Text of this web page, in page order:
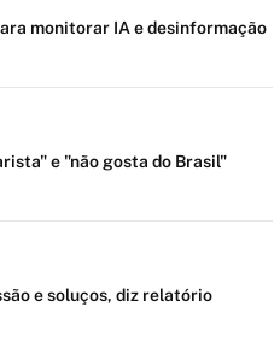
monitorar IA e desinformação
e "não gosta do Brasil"
e soluços, diz relatório